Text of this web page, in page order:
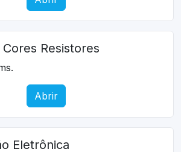
Resistores
Abrir
Eletrônica